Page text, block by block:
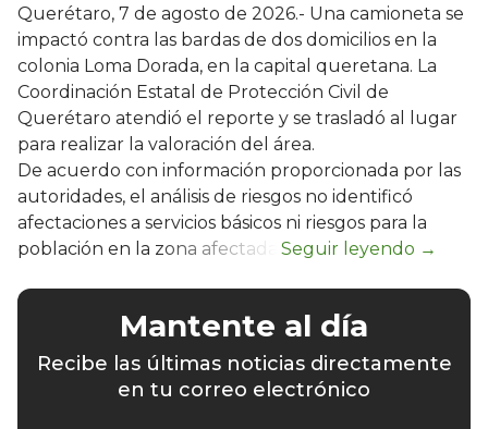
Querétaro, 7 de agosto de 2026.- Una camioneta se
impactó contra las bardas de dos domicilios en la
colonia Loma Dorada, en la capital queretana. La
Coordinación Estatal de Protección Civil de
Querétaro atendió el reporte y se trasladó al lugar
para realizar la valoración del área.
De acuerdo con información proporcionada por las
autoridades, el análisis de riesgos no identificó
afectaciones a servicios básicos ni riesgos para la
población en la zona afectada.
Mantente al día
Recibe las últimas noticias directamente
en tu correo electrónico